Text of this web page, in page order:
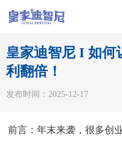
皇家迪智尼 I 如何
利翻倍！
发布时间：2025-12-17
前言：年末来袭，很多创